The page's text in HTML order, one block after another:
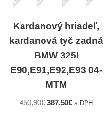
Kardanový hriadeľ,
kardanová tyč zadná
BMW 325I
E90,E91,E92,E93 04-
MTM
450,90€ 387,50€ s DPH